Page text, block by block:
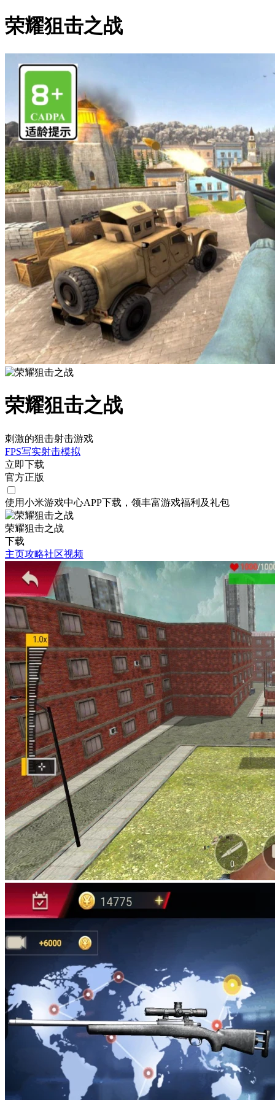
荣耀狙击之战
荣耀狙击之战
刺激的狙击射击游戏
FPS写实射击模拟
立即下载
官方正版
使用小米游戏中心APP下载 ，领丰富游戏福利 及礼包
荣耀狙击之战
下载
主页攻略社区视频